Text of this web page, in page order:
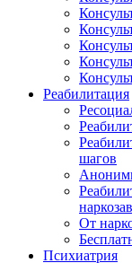
Реабилитация
шагов
От
Психиатрия